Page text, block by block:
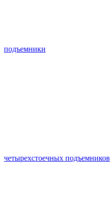
подъемники
четырехстоечных подъемников